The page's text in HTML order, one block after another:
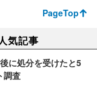
PageTop
気記事
に処分を受けたと5
調査